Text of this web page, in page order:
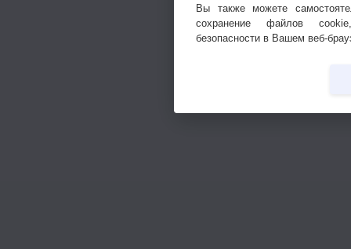
Вы также можете
сохранение файлов
безопасности в Вашем веб-